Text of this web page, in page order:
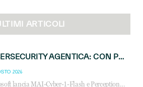
ARTICOLI
CYBERSECURITY AGENTICA: CON PERCEPTION E MAI-CYBER-1-FLASH MICROSOFT APRE NUOVI SERVIZI PER IL CANALE
2026
Microsoft lancia MAI-Cyber-1-Flash e Perception: cybersecurity agentica in preview dal 3 novembre. Cosa cambia per MSP, system integrator e reseller.